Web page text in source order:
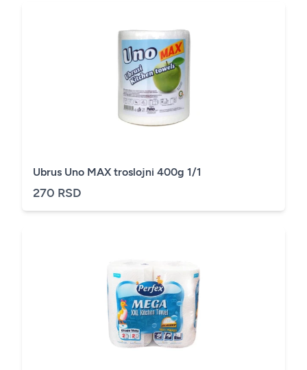
Ubrus Uno MAX troslojni 400g 1/1
270 RSD